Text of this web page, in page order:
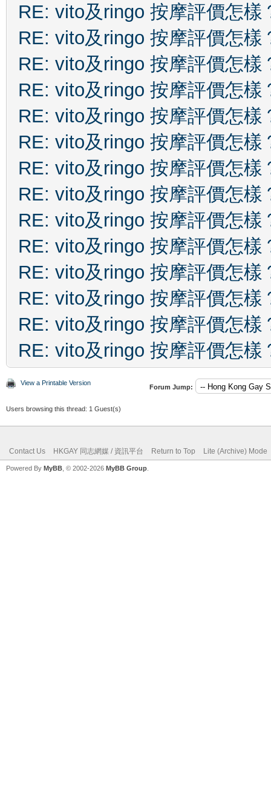
RE: vito及ringo 按摩評價怎樣
RE: vito及ringo 按摩評價怎樣
RE: vito及ringo 按摩評價怎樣
RE: vito及ringo 按摩評價怎樣
RE: vito及ringo 按摩評價怎樣
RE: vito及ringo 按摩評價怎樣
RE: vito及ringo 按摩評價怎樣
RE: vito及ringo 按摩評價怎樣
RE: vito及ringo 按摩評價怎樣
RE: vito及ringo 按摩評價怎樣
RE: vito及ringo 按摩評價怎樣
RE: vito及ringo 按摩評價怎樣
RE: vito及ringo 按摩評價怎樣
RE: vito及ringo 按摩評價怎樣
View a Printable Version
Forum Jump:
Users browsing this thread: 1 Guest(s)
Contact Us HKGAY 同志網媒 / 資訊平台 Return to Top Lite (Archive) Mode
Powered By MyBB , © 2002-2026 MyBB Group